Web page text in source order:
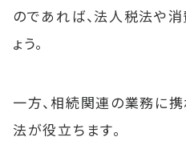
のであれば、法人税法や
ょう。
一方、相続関連の業務に
法が役立ちます。